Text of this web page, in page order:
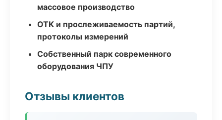
массовое производство
ОТК и прослеживаемость партий,
протоколы измерений
Собственный парк современного
оборудования ЧПУ
Отзывы клиентов